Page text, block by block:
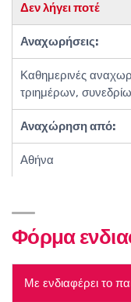
Δεν λήγει ποτέ
Αναχωρήσεις:
Καθημερινές
τριημέρων,
Αναχώρηση από:
Αθήνα
Φόρμα
Με ενδιαφέρει το